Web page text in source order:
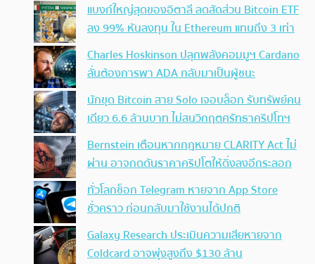
แบงก์ใหญ่สุดของอิตาลี ลดสัดส่วน Bitcoin ETF
ลง 99% หันลงทุน ใน Ethereum แทนถึง 3 เท่า
Charles Hoskinson ปลุกพลังคอมมูฯ Cardano
ลั่นต้องการพา ADA กลับมาเป็นผู้ชนะ
นักขุด Bitcoin สาย Solo เจอบล็อก รับทรัพย์คน
เดียว 6.6 ล้านบาท ไม่สนวิกฤตศรัทธาคริปโทฯ
Bernstein เตือนหากกฎหมาย CLARITY Act ไม่
ผ่าน อาจกดดันราคาคริปโตให้ดิ่งลงอีกระลอก
ทั่วโลกช็อก Telegram หายจาก App Store
ชั่วคราว ก่อนกลับมาใช้งานได้ปกติ
Galaxy Research ประเมินความเสียหายจาก
Coldcard อาจพุ่งสูงถึง $130 ล้าน